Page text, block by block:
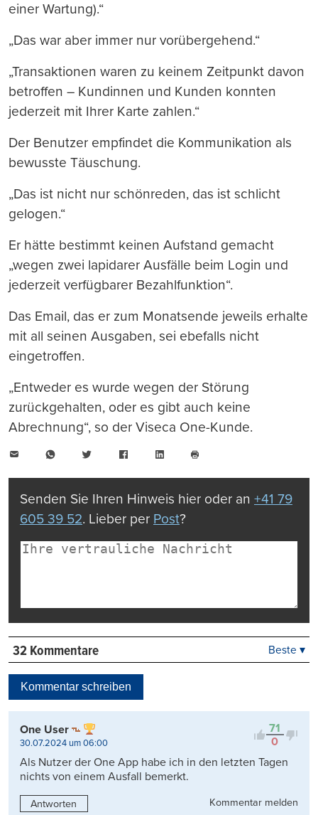
einer Wartung).“
„Das war aber immer nur vorübergehend.“
„Transaktionen waren zu keinem Zeitpunkt davon
betroffen – Kundinnen und Kunden konnten
jederzeit mit Ihrer Karte zahlen.“
Der Benutzer empfindet die Kommunikation als
bewusste Täuschung.
„Das ist nicht nur schönreden, das ist schlicht
gelogen.“
Er hätte bestimmt keinen Aufstand gemacht
„wegen zwei lapidarer Ausfälle beim Login und
jederzeit verfügbarer Bezahlfunktion“.
Das Email, das er zum Monatsende jeweils erhalte
mit all seinen Ausgaben, sei ebefalls nicht
eingetroffen.
„Entweder es wurde wegen der Störung
zurückgehalten, oder es gibt auch keine
Abrechnung“, so der Viseca One-Kunde.
WhatsAppTwitter FacebookLinkedIn
drucken
Senden Sie Ihren Hinweis hier oder an +41 79
605 39 52. Lieber per Post?
32 Kommentare
Kontrovers
Beste ▾
Kommentar schreiben
71
0
One User
30.07.2024 um 06:00
Als Nutzer der One App habe ich in den letzten Tagen
nichts von einem Ausfall bemerkt.
Antworten Kommentar melden